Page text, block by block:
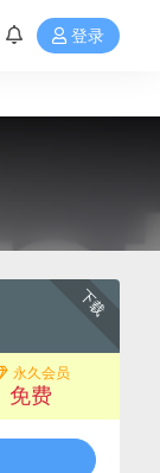
登录
下载
永久会员
免费